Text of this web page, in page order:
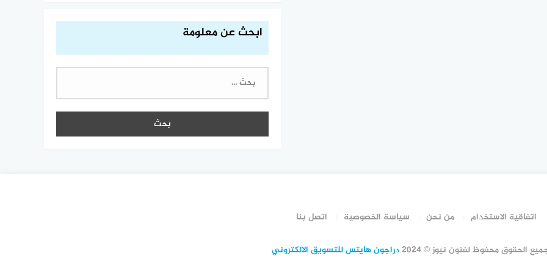
ابحث عن معلومة
البحث
اتفاقية الاستخدام من نحن سياسة الخصوصية اتصل بنا
الحقوق محفوظ لفنون نيوز © 2024 دراجون هايتس للتسويق الالكتروني